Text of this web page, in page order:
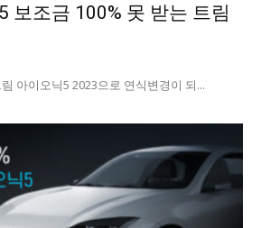
보조금 100% 못 받는 트림
아이오닉5 2023으로 연식변경이 되...